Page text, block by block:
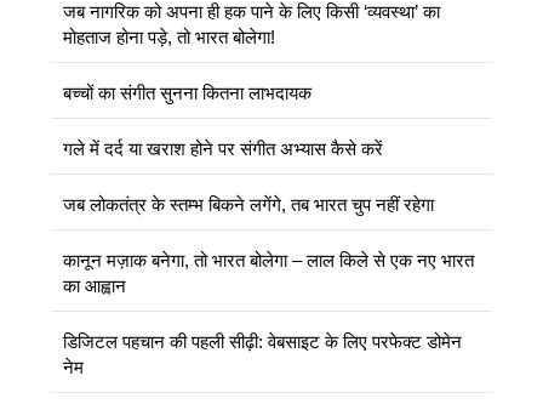
जब नागरिक को अपना ही हक पाने के लिए किसी ‘व्यवस्था’ का
मोहताज होना पड़े, तो भारत बोलेगा!
बच्चों का संगीत सुनना कितना लाभदायक
गले में दर्द या खराश होने पर संगीत अभ्यास कैसे करें
जब लोकतंत्र के स्तम्भ बिकने लगेंगे, तब भारत चुप नहीं रहेगा
कानून मज़ाक बनेगा, तो भारत बोलेगा – लाल किले से एक नए भारत
का आह्वान
डिजिटल पहचान की पहली सीढ़ी: वेबसाइट के लिए परफेक्ट डोमेन
नेम